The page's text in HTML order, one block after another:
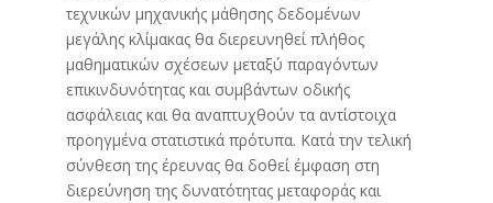
τεχνικών μηχανικής μάθησης δεδομένων
μεγάλης κλίμακας θα διερευνηθεί πλήθος
μαθηματικών σχέσεων μεταξύ παραγόντων
επικινδυνότητας και συμβάντων οδικής
ασφάλειας και θα αναπτυχθούν τα αντίστοιχα
προηγμένα στατιστικά πρότυπα. Κατά την τελική
σύνθεση της έρευνας θα δοθεί έμφαση στη
διερεύνηση της δυνατότητας μεταφοράς και